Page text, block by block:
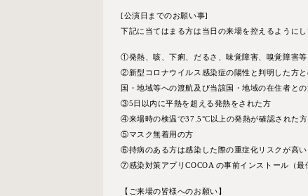
[公演⽇までのお願い事]
下記に当てはまる⽅は当⽇の来場を控えるようにし
①発熱、咳、下痢、だるさ、味覚障害、嗅覚障害
②新型コロナウイルス感染症の陽性と判明した⽅
国・地域等への渡航及び当該国・地域の在住者と
③5⽇以内に平熱を超える発熱をされた⽅
④来場時の検温で37.5°C以上の発熱が確認された⽅
⑤マスク無着⽤の⽅
⑥持病のある⽅は感染した際の重症化リスクが⾼
⑦感染対策アプリCOCOA の事前インストール（最
【ご来場の皆様へのお願い】